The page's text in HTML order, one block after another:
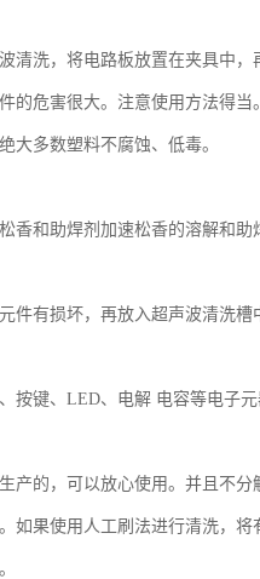
清洗，将电路板放置在夹具中
的危害很大。注意使用方法得当。
大多数塑料不腐蚀、低毒。
和助焊剂加速松香的溶解和助
有损坏，再放入超声波清洗槽
按键、LED、电解 电容等电子
产的，可以放心使用。并且不
如果使用人工刷法进行清洗，